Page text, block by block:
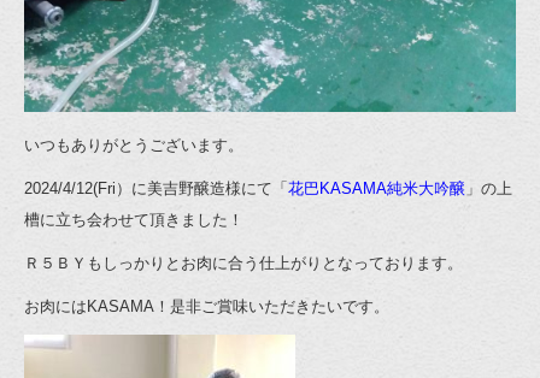
いつもありがとうございます。
2024/4/12(Fri）に美吉野醸造様にて「 花巴KASAMA純米大吟醸 」の上
槽に立ち会わせて頂きました！
Ｒ５ＢＹもしっかりとお肉に合う仕上がりとなっております。
お肉にはKASAMA！是非ご賞味いただきたいです。